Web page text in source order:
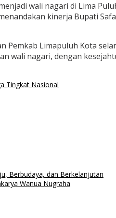
wali nagari di Lima
kinerja Bupati
Limapuluh Kota
wali nagari, dengan
Tingkat Nasional
Berbudaya, dan Berkelanjutan
Wanua Nugraha